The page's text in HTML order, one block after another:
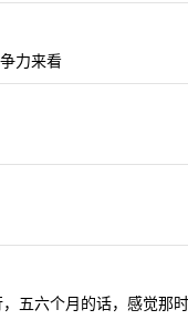
力来看
五六个月的话，感觉那时